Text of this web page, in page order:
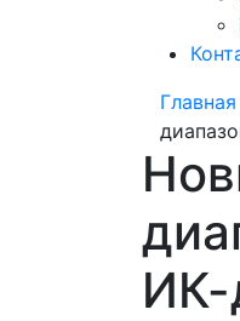
Главная
ИК-